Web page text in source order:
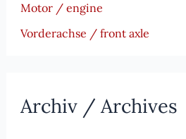
Motor / engine
Vorderachse / front axle
Archiv / Archives